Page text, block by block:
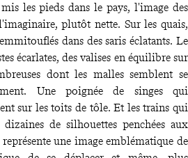
les pieds dans le pays, l'image des
plutôt nette. Sur les quais,
dans des saris éclatants. Le
écarlates, des valises en équilibre sur
dont les malles semblent se
Une poignée de singes qui
sur les toits de tôle. Et les trains qui
de silhouettes penchées aux
une image emblématique de